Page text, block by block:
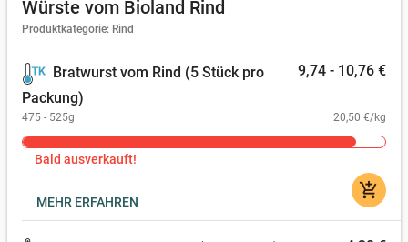
Würste vom Bioland Rind
Produktkategorie: Rind
Bratwurst vom Rind (5 Stück pro
Packung)
9,74 - 10,76 €
475 - 525g 20,50 €/kg
Bald ausverkauft!
add_shopping_cart
MEHR ERFAHREN